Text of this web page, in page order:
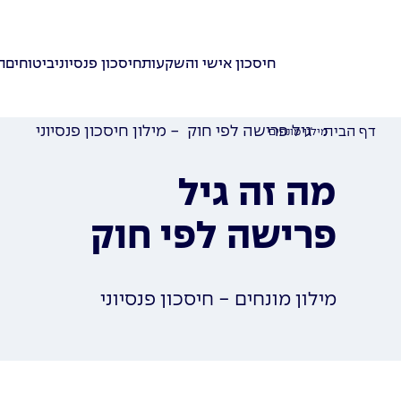
חיסכון אישי והשקעותחיסכון פנסיוניביטוחים
דף הביתמילון מונחים
גיל פרישה לפי חוק - מילון חיסכון פנסיוני
מה זה גיל
פרישה לפי חוק
מילון מונחים - חיסכון פנסיוני